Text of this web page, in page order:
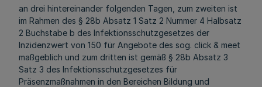
an drei hintereinander folgenden Tagen, zum zweiten ist
im Rahmen des § 28b Absatz 1 Satz 2 Nummer 4 Halbsatz
2 Buchstabe b des Infektionsschutzgesetzes der
Inzidenzwert von 150 für Angebote des sog. click & meet
maßgeblich und zum dritten ist gemäß § 28b Absatz 3
Satz 3 des Infektionsschutzgesetzes für
Präsenzmaßnahmen in den Bereichen Bildung und